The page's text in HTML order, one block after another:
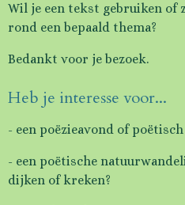
Wil je een tekst gebruiken of
rond een bepaald thema?
Bedankt voor je bezoek.
Heb je interesse voor...
- een poëzieavond of
- een poëtische
dijken of kreken?